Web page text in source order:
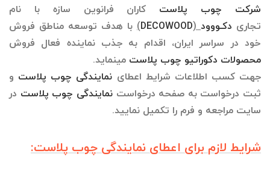
شرکت چوب پلاست کاران فرانوین سازه با نام
تجاری دکـووود (
DECOWOOD
) با هدف توسعه مناطق فروش
خود در سراسر ایران، اقدام به جذب نماینده فعال فروش
محصولات دکوراتیو چوب پلاست می­نماید.
جهت کسب اطلاعات شرایط اعطای نمایندگی چوب پلاست و
ثبت درخواست به صفحه درخواستنمایندگی چوب پلاست در
سایت مراجعه و فرم را تکمیل نمایید.
شرایط لازم برای اعطای نمایندگی چوب پلاست: